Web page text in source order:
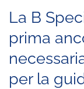
La B
prima
per la